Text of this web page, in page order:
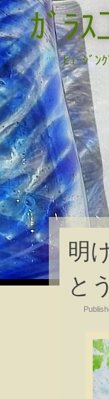
ｶﾞﾗｽ
ﾋｭｰｼﾞﾝ
明
と